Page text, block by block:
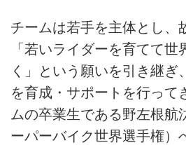
チームは若手を主体とし、
「若いライダーを育てて世
く」という願いを引き継ぎ
を育成・サポートを行って
ムの卒業生である野左根航
ーパーバイク世界選手権）